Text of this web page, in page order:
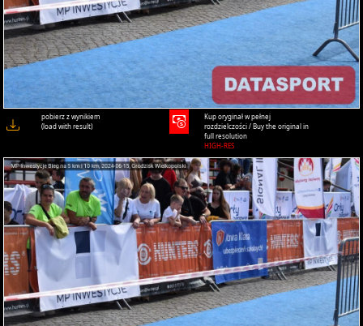
pobierz z wynikiem
(load with result)
Kup oryginał w pełnej
rozdzielczości / Buy the original in
full resolution
HIGH-RES